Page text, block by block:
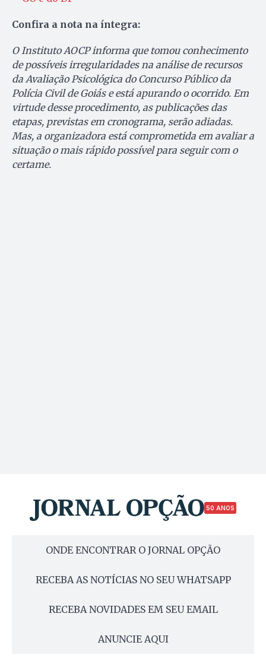
Confira a nota na íntegra:
O Instituto AOCP informa que tomou conhecimento
de possíveis irregularidades na análise de recursos
da Avaliação Psicológica do Concurso Público da
Polícia Civil de Goiás e está apurando o ocorrido. Em
virtude desse procedimento, as publicações das
etapas, previstas em cronograma, serão adiadas.
Mas, a organizadora está comprometida em avaliar a
situação o mais rápido possível para seguir com o
certame.
50 ANOS
ONDE ENCONTRAR O JORNAL OPÇÃO
RECEBA AS NOTÍCIAS NO SEU WHATSAPP
RECEBA NOVIDADES EM SEU EMAIL
ANUNCIE AQUI